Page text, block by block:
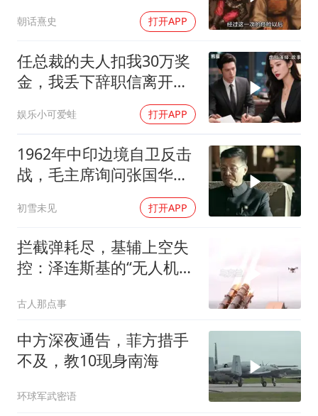
朝话熹史 打开APP
任总裁的夫人扣我30万奖
金，我丢下辞职信离开，
当晚她慌忙问：甲方只和
你签约
娱乐小可爱蛙 打开APP
1962年中印边境自卫反击
战，毛主席询问张国华能
初雪未见 打开APP
拦截弹耗尽，基辅上空失
控：泽连斯基的“无人机神
古人那点事
中方深夜通告，菲方措手
不及，教10现身南海
环球军武密语